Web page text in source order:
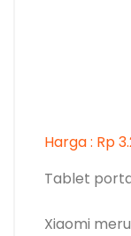
Harga : Rp
Tablet
Xiaomi